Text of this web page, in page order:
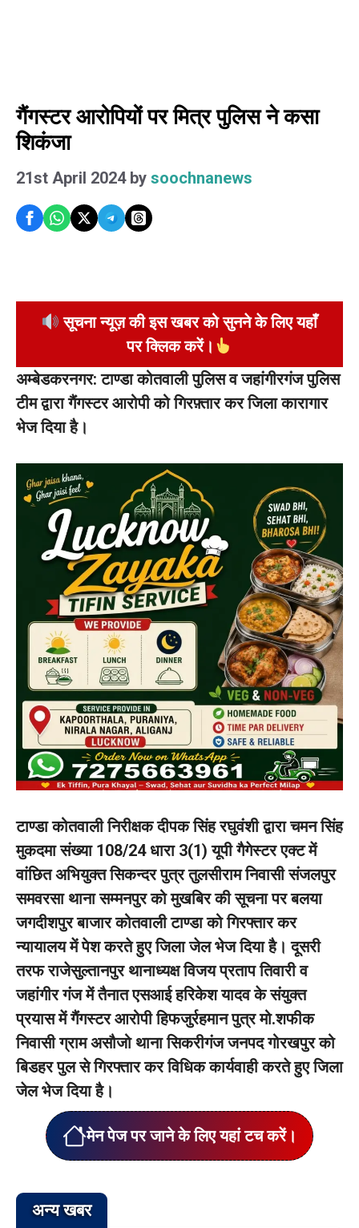
गैंगस्टर आरोपियों पर मित्र पुलिस ने कसा
शिकंजा
21st April 2024 by soochnanews
सूचना न्यूज़ की इस खबर को सुनने के लिए यहाँ
पर क्लिक करें।
अम्बेडकरनगर: टाण्डा कोतवाली पुलिस व जहांगीरगंज पुलिस
टीम द्वारा गैंगस्टर आरोपी को गिरफ़्तार कर जिला कारागार
भेज दिया है।
टाण्डा कोतवाली निरीक्षक दीपक सिंह रघुवंशी द्वारा चमन सिंह
मुकदमा संख्या 108/24 धारा 3(1) यूपी गैगेस्टर एक्ट में
वांछित अभियुक्त सिकन्दर पुत्र तुलसीराम निवासी संजलपुर
समवरसा थाना सम्मनपुर को मुखबिर की सूचना पर बलया
जगदीशपुर बाजार कोतवाली टाण्डा को गिरफ्तार कर
न्यायालय में पेश करते हुए जिला जेल भेज दिया है। दूसरी
तरफ राजेसुल्तानपुर थानाध्यक्ष विजय प्रताप तिवारी व
जहांगीर गंज में तैनात एसआई हरिकेश यादव के संयुक्त
प्रयास में गैंगस्टर आरोपी हिफजुर्रहमान पुत्र मो.शफीक
निवासी ग्राम असौजो थाना सिकरीगंज जनपद गोरखपुर को
बिडहर पुल से गिरफ्तार कर विधिक कार्यवाही करते हुए जिला
जेल भेज दिया है।
मेन पेज पर जाने के लिए यहां टच करें।
अन्य खबर